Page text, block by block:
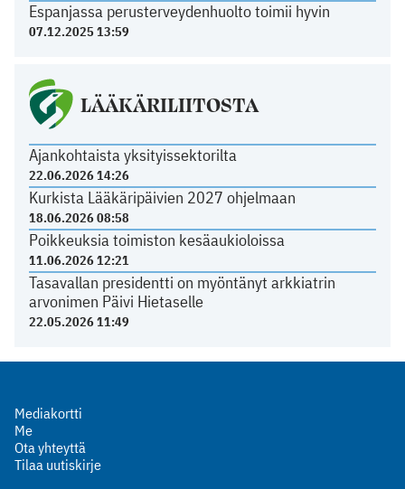
Espanjassa perusterveydenhuolto toimii hyvin
07.12.2025 13:59
LÄÄKÄRILIITOSTA
Ajankohtaista yksityissektorilta
22.06.2026 14:26
Kurkista Lääkäripäivien 2027 ohjelmaan
18.06.2026 08:58
Poikkeuksia toimiston kesäaukioloissa
11.06.2026 12:21
Tasavallan presidentti on myöntänyt arkkiatrin
arvonimen Päivi Hietaselle
22.05.2026 11:49
Mediakortti
Me
Ota yhteyttä
Tilaa uutiskirje